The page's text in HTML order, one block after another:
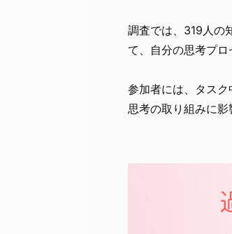
調査では、319人の
て、自分の思考プロ
参加者には、タス
思考の取り組みに影